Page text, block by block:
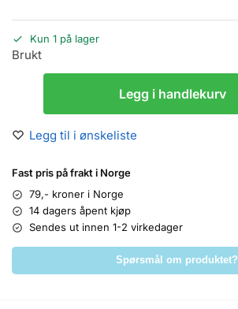
Kun 1 på lager
Brukt
Legg i handlekurv
Legg til i ønskeliste
Fast pris på frakt i Norge
79,- kroner i Norge
14 dagers åpent kjøp
Sendes ut innen 1-2 virkedager
Spørsmål om produktet?